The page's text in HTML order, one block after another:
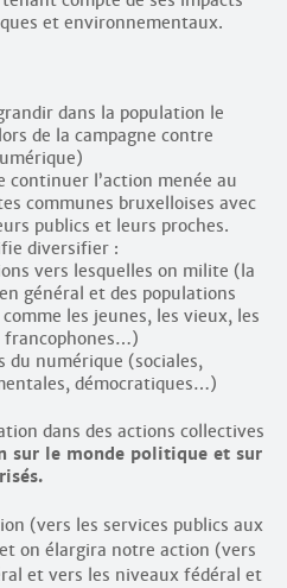
et environnementaux.
dans la population le
de la campagne contre
l’action menée au
communes bruxelloises avec
publics et leurs proches.
diversifier :
vers lesquelles on milite (la
général et des populations
les jeunes, les vieux, les
francophones…)
du numérique (sociales,
démocratiques…)
dans des actions collectives
sur le monde politique et sur
(vers les services publics aux
on élargira notre action (vers
et vers les niveaux fédéral et